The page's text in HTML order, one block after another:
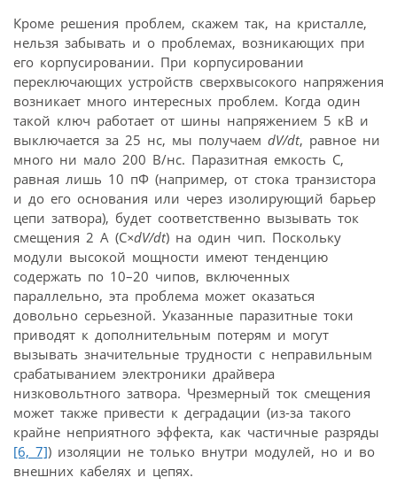
Кроме решения проблем, скажем так, на кристалле,
нельзя забывать и о проблемах, возникающих при
его корпусировании. При корпусировании
переключающих устройств сверхвысокого напряжения
возникает много интересных проблем. Когда один
такой ключ работает от шины напряжением 5 кВ и
выключается за 25 нс, мы получаем dV/dt, равное ни
много ни мало 200 В/нс. Паразитная емкость С,
равная лишь 10 пФ (например, от стока транзистора
и до его основания или через изолирующий барьер
цепи затвора), будет соответственно вызывать ток
смещения 2 А (C×dV/dt) на один чип. Поскольку
модули высокой мощности имеют тенденцию
содержать по 10–20 чипов, включенных
параллельно, эта проблема может оказаться
довольно серьезной. Указанные паразитные токи
приводят к дополнительным потерям и могут
вызывать значительные трудности с неправильным
срабатыванием электроники драйвера
низковольтного затвора. Чрезмерный ток смещения
может также привести к деградации (из-за такого
крайне неприятного эффекта, как частичные разряды
[6, 7]) изоляции не только внутри модулей, но и во
внешних кабелях и цепях.